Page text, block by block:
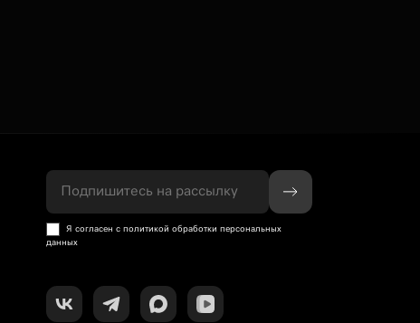
Я согласен с политикой обработки персональных
данных